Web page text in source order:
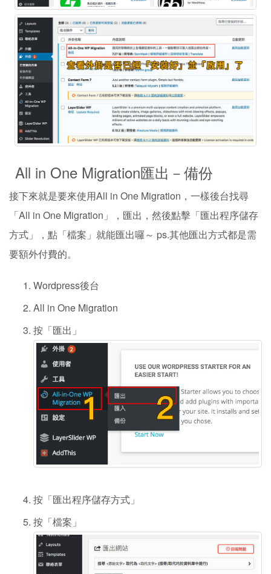
All in One Migration匯出－備份
接下來就是要來使用All in One Migration，一樣後台找尋
「All in One Migration」，匯出，然後點擊「匯出程序儲存
方式」，點「檔案」就能匯出囉～ ps.其他匯出方式都是需
要額外付費的。
Wordpress後台
All in One Migration
按「匯出」
按「匯出程序儲存方式」
按「檔案」